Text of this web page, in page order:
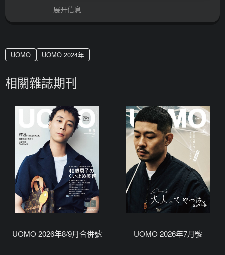
展开信息
UOMO UOMO 2024年
相關雜誌期刊
UOMO 2026年8/9月合併號 UOMO 2026年7月號